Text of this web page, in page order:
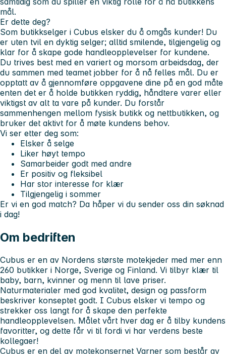
mål.
Er dette deg?
Som butikkselger i Cubus elsker du å omgås kunder! Du
er uten tvil en dyktig selger; alltid smilende, tilgjengelig og
klar for å skape gode handleopplevelser for kundene.
Du trives best med en variert og morsom arbeidsdag, der
du sammen med teamet jobber for å nå felles mål. Du er
opptatt av å gjennomføre oppgavene dine på en god måte
enten det er å holde butikken ryddig, håndtere varer eller
viktigst av alt ta vare på kunder. Du forstår
sammenhengen mellom fysisk butikk og nettbutikken, og
bruker det aktivt for å møte kundens behov.
Vi ser etter deg som:
Elsker å selge
Liker høyt tempo
Samarbeider godt med andre
Er positiv og fleksibel
Har stor interesse for klær
Tilgjengelig i sommer
Er vi en god match? Da håper vi du sender oss din søknad
i dag!
Om bedriften
Cubus er en av Nordens største motekjeder med mer enn
260 butikker i Norge, Sverige og Finland. Vi tilbyr klær til
baby, barn, kvinner og menn til lave priser.
Naturmaterialer med god kvalitet, design og passform
beskriver konseptet godt. I Cubus elsker vi tempo og
strekker oss langt for å skape den perfekte
handleopplevelsen. Målet vårt hver dag er å tilby kundens
favoritter, og dette får vi til fordi vi har verdens beste
kollegaer!
Cubus er en del av motekonsernet Varner som består av